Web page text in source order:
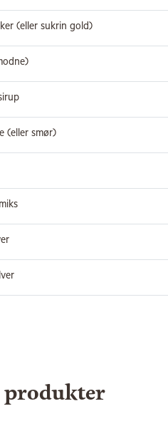
(eller sukrin gold)
(eller smør)
produkter